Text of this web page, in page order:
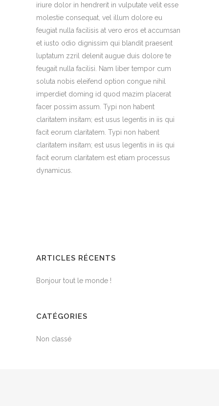
iriure dolor in hendrerit in vulputate velit esse
molestie consequat, vel illum dolore eu
feugiat nulla facilisis at vero eros et accumsan
et iusto odio dignissim qui blandit praesent
luptatum zzril delenit augue duis dolore te
feugait nulla facilisi. Nam liber tempor cum
soluta nobis eleifend option congue nihil
imperdiet doming id quod mazim placerat
facer possim assum. Typi non habent
claritatem insitam; est usus legentis in iis qui
facit eorum claritatem. Typi non habent
claritatem insitam; est usus legentis in iis qui
facit eorum claritatem est etiam processus
dynamicus.
ARTICLES RÉCENTS
Bonjour tout le monde !
CATÉGORIES
Non classé